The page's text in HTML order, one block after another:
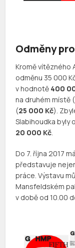
Odměny
Kromě vítězného
odměnu 35 000
v hodnotě 400
na druhém místě (
(25 000 Kč).
Slabihoudka byly
20 000 Kč
Do 7. října 2017
představuje
práce. Výstavu
Mansfeldském
v době od 10.00